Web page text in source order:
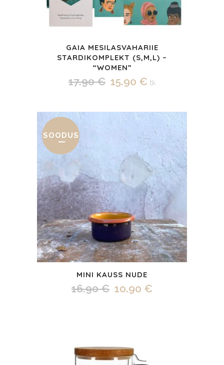
GAIA MESILASVAHARIIE
STARDIKOMPLEKT (S,M,L) –
“WOMEN”
17.90€ Algne
15.90 € Praegune
15.90 €.
tk
SOODUS
MINI KAUSS NUDE
16.90€ Algne
10.90 €